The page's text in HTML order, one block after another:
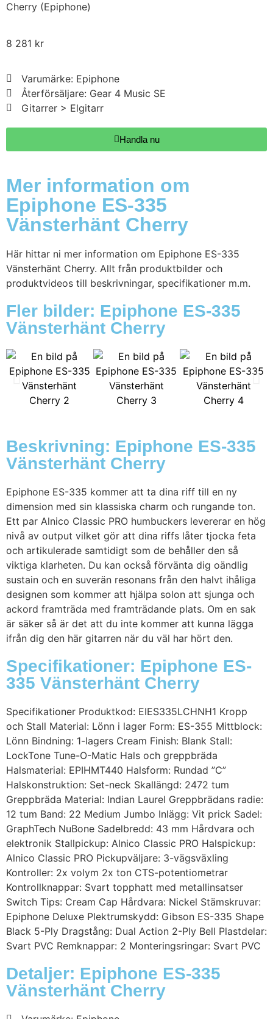
Cherry (Epiphone)
8 281 kr
Varumärke: Epiphone
Återförsäljare: Gear 4 Music SE
Gitarrer > Elgitarr
Handla nu
Mer information om
Epiphone ES-335
Vänsterhänt Cherry
Här hittar ni mer information om Epiphone ES-335
Vänsterhänt Cherry. Allt från produktbilder och
produktvideos till beskrivningar, specifikationer m.m.
Fler bilder: Epiphone ES-335
Vänsterhänt Cherry
Beskrivning: Epiphone ES-335
Vänsterhänt Cherry
Epiphone ES-335 kommer att ta dina riff till en ny
dimension med sin klassiska charm och rungande ton.
Ett par Alnico Classic PRO humbuckers levererar en hög
nivå av output vilket gör att dina riffs låter tjocka feta
och artikulerade samtidigt som de behåller den så
viktiga klarheten. Du kan också förvänta dig oändlig
sustain och en suverän resonans från den halvt ihåliga
designen som kommer att hjälpa solon att sjunga och
ackord framträda med framträdande plats. Om en sak
är säker så är det att du inte kommer att kunna lägga
ifrån dig den här gitarren när du väl har hört den.
Specifikationer: Epiphone ES-
335 Vänsterhänt Cherry
Specifikationer Produktkod: EIES335LCHNH1 Kropp
och Stall Material: Lönn i lager Form: ES-355 Mittblock:
Lönn Bindning: 1-lagers Cream Finish: Blank Stall:
LockTone Tune-O-Matic Hals och greppbräda
Halsmaterial: EPIHMT440 Halsform: Rundad ”C”
Halskonstruktion: Set-neck Skallängd: 2472 tum
Greppbräda Material: Indian Laurel Greppbrädans radie:
12 tum Band: 22 Medium Jumbo Inlägg: Vit prick Sadel:
GraphTech NuBone Sadelbredd: 43 mm Hårdvara och
elektronik Stallpickup: Alnico Classic PRO Halspickup:
Alnico Classic PRO Pickupväljare: 3-vägsväxling
Kontroller: 2x volym 2x ton CTS-potentiometrar
Kontrollknappar: Svart topphatt med metallinsatser
Switch Tips: Cream Cap Hårdvara: Nickel Stämskruvar:
Epiphone Deluxe Plektrumskydd: Gibson ES-335 Shape
Black 5-Ply Dragstång: Dual Action 2-Ply Bell Plastdelar:
Svart PVC Remknappar: 2 Monteringsringar: Svart PVC
Detaljer: Epiphone ES-335
Vänsterhänt Cherry